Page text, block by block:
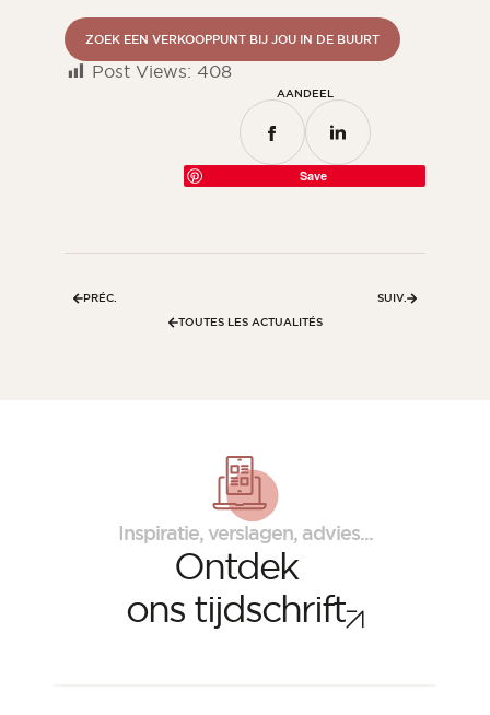
ZOEK EEN VERKOOPPUNT BIJ JOU IN DE BUURT
Post Views: 408
AANDEEL
Save
TOUTES LES ACTUALITÉS
PRÉC. SUIV.
Inspiratie, verslagen, advies...
Ontdek
ons tijdschrift